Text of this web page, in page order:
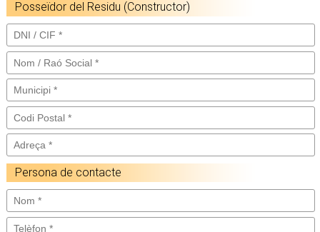
Posseïdor del Residu (Constructor)
Persona de contacte